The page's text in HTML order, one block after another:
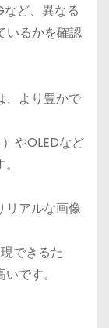
ど、異なる
いるかを確認
、より豊かで
やOLEDなど
リアルな画像
できるた
です。